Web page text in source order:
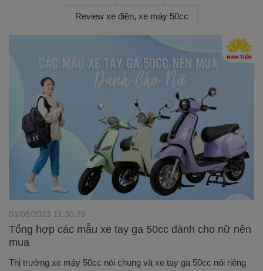
Review xe điện, xe máy 50cc
Tổng hợp các mẫu xe tay ga 50cc dành cho nữ nên
mua
03/08/2023 11:30:39
Thị trường xe máy 50cc nói chung và xe tay ga 50cc nói riêng